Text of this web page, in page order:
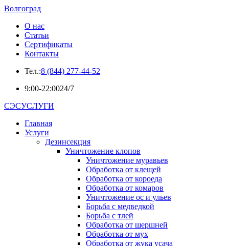
Волгоград
О нас
Статьи
Сертификаты
Контакты
Тел.:8 (844) 277-44-52
9:00-22:0024/7
СЭСУСЛУГИ
Главная
Услуги
Дезинсекция
Уничтожение клопов
Уничтожение муравьев
Обработка от клещей
Обработка от короеда
Обработка от комаров
Уничтожение ос и ульев
Борьба с медведкой
Борьба с тлей
Обработка от шершней
Обработка от мух
Обработка от жука усача